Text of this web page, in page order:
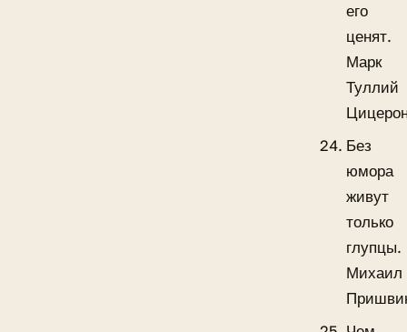
его
ценят.
Марк
Туллий
Без
юмора
живут
только
глупцы.
Михаил